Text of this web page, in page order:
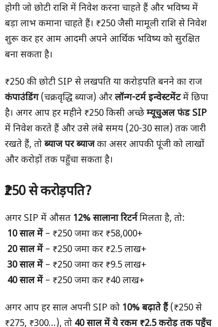
होगी जो छोटी राशि में निवेश करना चाहते हैं और भविष्य में
बड़ा लाभ कमाना चाहते हैं। ₹250 जैसी मामूली राशि से निवेश
शुरू कर हर आम आदमी अपने आर्थिक भविष्य को सुरक्षित
बना सकता है।
₹250 की छोटी SIP से लखपति या करोड़पति बनने का राज
कंपाउंडिंग(चक्रवृद्धि ब्याज) और लॉन्ग-टर्म इन्वेस्टमेंटमें छिपा
है। अगर आप हर महीने ₹250 किसी अच्छेम्यूचुअल फंड SIP
में निवेश करते हैं और उसे लंबे समय (20-30 साल) तक जारी
रखते हैं, तो ब्याज पर ब्याजका असर आपकी पूंजी को लाखों
और करोड़ों तक पहुँचा सकता है।
₹250 से करोड़पति?
अगर SIP में औसत 12% सालाना रिटर्नमिलता है, तो:
10 साल में– ₹250 जमा कर ₹58,000+
20 साल में– ₹250 जमा कर ₹2.5 लाख+
30 साल में– ₹250 जमा कर ₹9.5 लाख+
40 साल में– ₹250 जमा कर ₹40 लाख+
अगर आप हर साल अपनी SIP को 10% बढ़ाते हैं(₹250 से
₹275, ₹300…), तो 40 साल में ये रकम ₹2.5 करोड़ तक पहुँच